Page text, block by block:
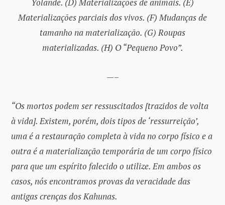
Yolande. (D) Materializações de animais. (E)
Materializações parciais dos vivos. (F) Mudanças de
tamanho na materialização. (G) Roupas
materializadas. (H) O “Pequeno Povo”.
—–
“Os mortos podem ser ressuscitados [trazidos de volta
à vida]. Existem, porém, dois tipos de ‘ressurreição’,
uma é a restauração completa à vida no corpo físico e a
outra é a materialização temporária de um corpo físico
para que um espírito falecido o utilize. Em ambos os
casos, nós encontramos provas da veracidade das
antigas crenças dos Kahunas.